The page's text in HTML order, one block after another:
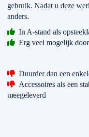
gebruik. Nadat u deze
anders.
In A-stand als
Erg veel mogelijk
Duurder dan een
Accessoires als een
meegeleverd